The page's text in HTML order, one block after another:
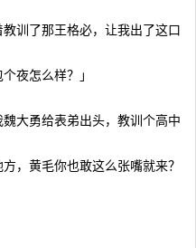
训了那王格必，让我出了这口
夜怎么样？」
大勇给表弟出头，教训个高中
，黄毛你也敢这么张嘴就来？